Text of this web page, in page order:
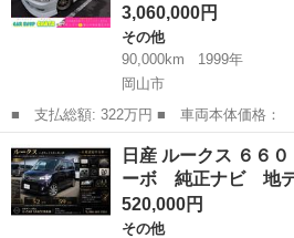
3,060,000円
その他
90,000km
1999年
岡山市
■ 支払総額: 322万円 ■ 車両本体価格： 3,060,000 円 ■ メーカー
名： 日産 ■ 車種名： ローレル ■ グ
載替公認５ＭＴ ＲＢ２５ターボＥＧ載
品１８ＡＷ...
岡山 岡山市 その他
日産 ルークス ６６
ーボ 純正ナビ 地
520,000円
その他